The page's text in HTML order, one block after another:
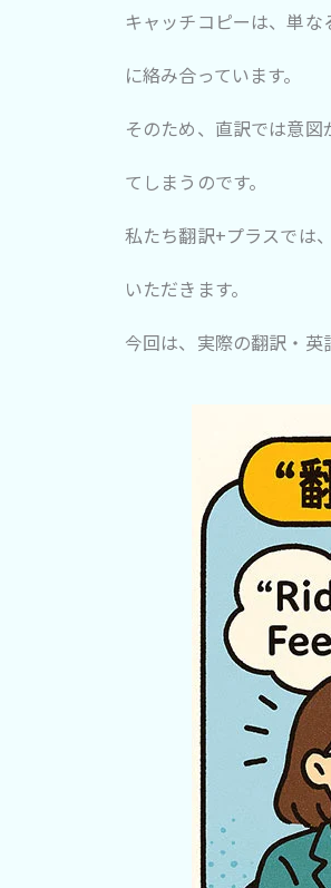
キャッチコピーは、単
に絡み合っています。
そのため、直訳では意
てしまうのです。
私たち翻訳+プラスでは
いただきます。
今回は、実際の翻訳・英